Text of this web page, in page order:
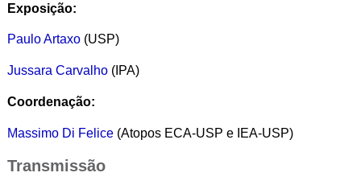
Exposição:
Paulo Artaxo(USP)
Jussara Carvalho(IPA)
Coordenação:
Massimo Di Felice(Atopos ECA-USP e IEA-USP)
Transmissão